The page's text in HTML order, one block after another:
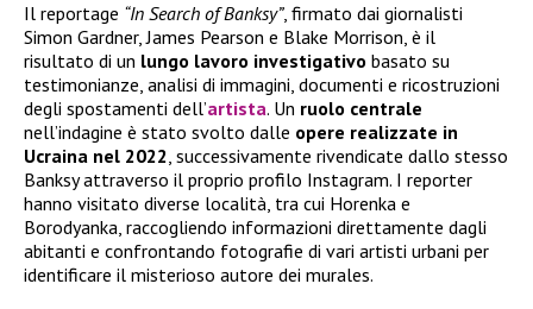
Il reportage “In Search of Banksy”, firmato dai giornalisti
Simon Gardner, James Pearson e Blake Morrison, è il
risultato di un lungo lavoro investigativo basato su
testimonianze, analisi di immagini, documenti e ricostruzioni
degli spostamenti dell’artista. Un ruolo centrale
nell’indagine è stato svolto dalle opere realizzate in
Ucraina nel 2022, successivamente rivendicate dallo stesso
Banksy attraverso il proprio profilo Instagram. I reporter
hanno visitato diverse località, tra cui Horenka e
Borodyanka, raccogliendo informazioni direttamente dagli
abitanti e confrontando fotografie di vari artisti urbani per
identificare il misterioso autore dei murales.